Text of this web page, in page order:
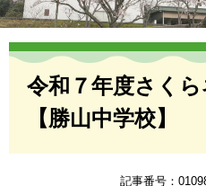
本
令和７年度さく
【勝山中学校】
記事番号：